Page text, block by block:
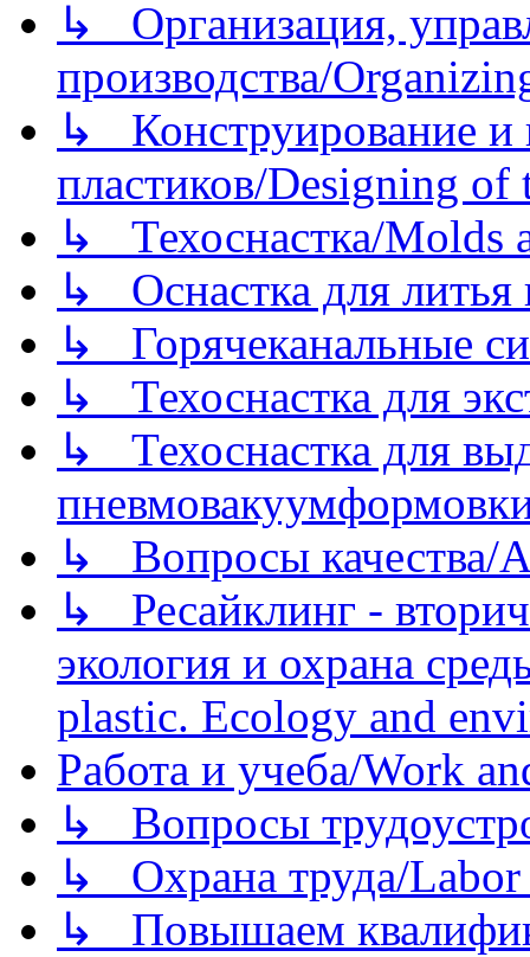
↳ Организация,
производства/
↳ Конструирование и
пластиков/Designing of
↳ Техоснастка/Molds
↳ Оснастка для литья
↳ Горячеканальные
↳ Техоснастка для
↳ Техоснастка для
↳ Вопросы качества/
↳ Ресайклинг -
экология и охрана
plastic. Ecology and
Работа и учеба/Work
↳ Вопросы
↳ Охрана труда/Labor
↳ Повышаем